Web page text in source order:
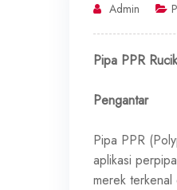
Admin
Pipa PPR
Pengantar
Pipa PPR
aplikasi
merek